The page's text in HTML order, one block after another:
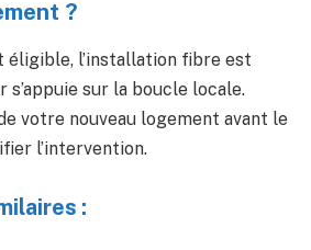
?
éligible, l’installation fibre est
s’appuie sur la boucle locale.
votre nouveau logement avant le
l’intervention.
: